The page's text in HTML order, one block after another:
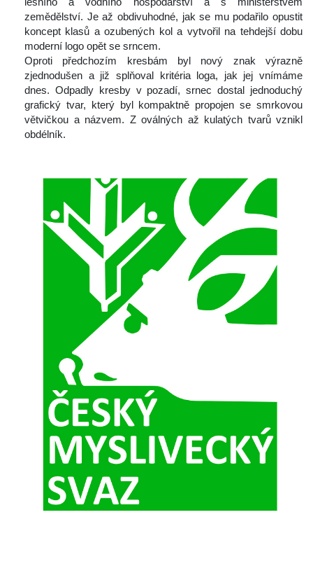
zemědělství. Je až obdivuhodné, jak se mu podařilo opustit
koncept klasů a ozubených kol a vytvořil na tehdejší dobu
moderní logo opět se srncem.
Oproti předchozím kresbám byl nový znak výrazně
zjednodušen a již splňoval kritéria loga, jak jej vnímáme
dnes. Odpadly kresby v pozadí, srnec dostal jednoduchý
grafický tvar, který byl kompaktně propojen se smrkovou
větvičkou a názvem. Z oválných až kulatých tvarů vznikl
obdélník.